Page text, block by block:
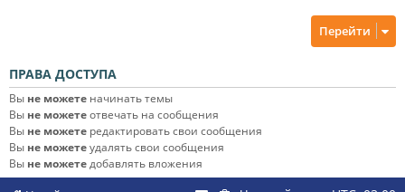
Перейти
ПРАВА ДОСТУПА
Вы не можете начинать темы
Вы не можетеотвечать на сообщения
Вы не можете редактировать свои сообщения
Вы не можетеудалять свои сообщения
Вы не можетедобавлять вложения